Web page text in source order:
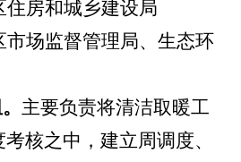
住房和城乡建设局
市场监督管理局、生态环
主要负责将清洁取暖工
核之中，建立周调度、